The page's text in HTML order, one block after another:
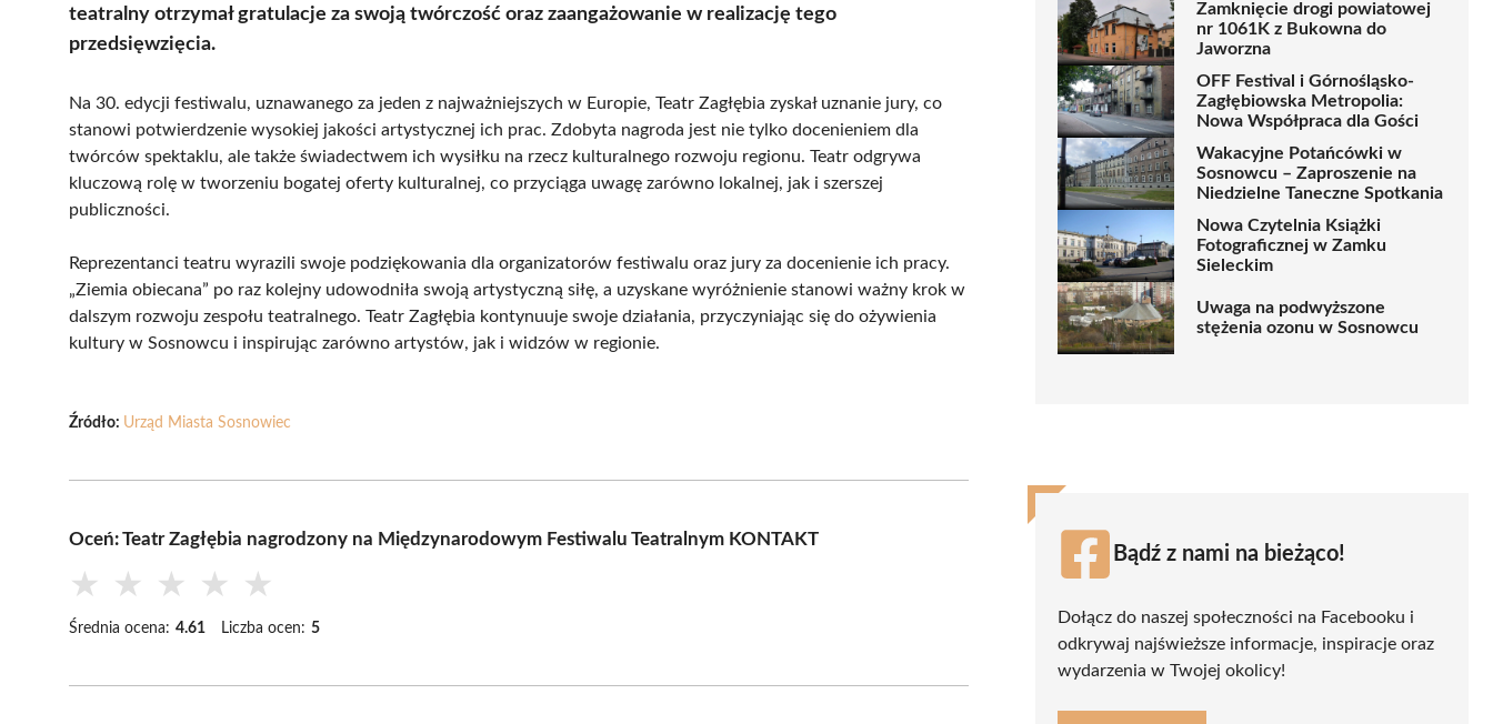
teatralny otrzymał gratulacje za swoją twórczość oraz zaangażowanie w realizację tego
przedsięwzięcia.
Na 30. edycji festiwalu, uznawanego za jeden z najważniejszych w Europie, Teatr Zagłębia zyskał uznanie jury, co
stanowi potwierdzenie wysokiej jakości artystycznej ich prac. Zdobyta nagroda jest nie tylko docenieniem dla
twórców spektaklu, ale także świadectwem ich wysiłku na rzecz kulturalnego rozwoju regionu. Teatr odgrywa
kluczową rolę w tworzeniu bogatej oferty kulturalnej, co przyciąga uwagę zarówno lokalnej, jak i szerszej
publiczności.
Reprezentanci teatru wyrazili swoje podziękowania dla organizatorów festiwalu oraz jury za docenienie ich pracy.
„Ziemia obiecana” po raz kolejny udowodniła swoją artystyczną siłę, a uzyskane wyróżnienie stanowi ważny krok w
dalszym rozwoju zespołu teatralnego. Teatr Zagłębia kontynuuje swoje działania, przyczyniając się do ożywienia
kultury w Sosnowcu i inspirując zarówno artystów, jak i widzów w regionie.
Źródło: Urząd Miasta Sosnowiec
Oceń: Teatr Zagłębia nagrodzony na Międzynarodowym Festiwalu Teatralnym KONTAKT
★ ★ ★ ★ ★
Średnia ocena: 4.61 Liczba ocen: 5
Zamknięcie drogi powiatowej
nr 1061K z Bukowna do
Jaworzna
OFF Festival i Górnośląsko-
Zagłębiowska Metropolia:
Nowa Współpraca dla Gości
Wakacyjne Potańcówki w
Sosnowcu – Zaproszenie na
Niedzielne Taneczne Spotkania
Nowa Czytelnia Książki
Fotograficznej w Zamku
Sieleckim
Uwaga na podwyższone
stężenia ozonu w Sosnowcu
Bądź z nami na bieżąco!
Dołącz do naszej społeczności na Facebooku i
odkrywaj najświeższe informacje, inspiracje oraz
wydarzenia w Twojej okolicy!